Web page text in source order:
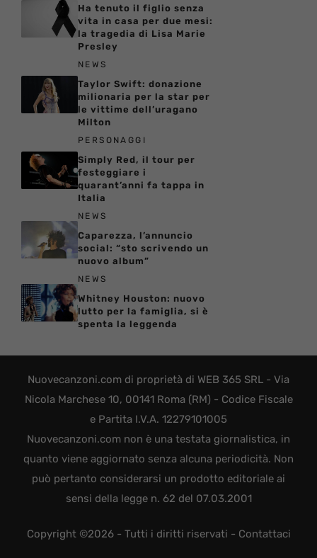
Ha tenuto il figlio senza
vita in casa per due mesi:
la tragedia di Lisa Marie
Presley
NEWS
Taylor Swift: donazione
milionaria per la star per
le vittime dell’uragano
Milton
PERSONAGGI
Simply Red, il tour per
festeggiare i
quarant’anni fa tappa in
Italia
NEWS
Caparezza, l’annuncio
social: “sto scrivendo un
nuovo album”
NEWS
Whitney Houston: nuovo
lutto per la famiglia, si è
spenta la leggenda
Nuovecanzoni.com di proprietà di WEB 365 SRL - Via
Nicola Marchese 10, 00141 Roma (RM) - Codice Fiscale
e Partita I.V.A. 12279101005
Nuovecanzoni.com non è una testata giornalistica, in
quanto viene aggiornato senza alcuna periodicità. Non
può pertanto considerarsi un prodotto editoriale ai
sensi della legge n. 62 del 07.03.2001
Copyright ©2026 - Tutti i diritti riservati - Contattaci